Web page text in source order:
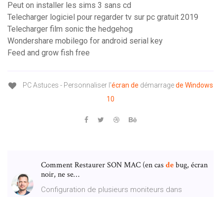
Peut on installer les sims 3 sans cd
Telecharger logiciel pour regarder tv sur pc gratuit 2019
Telecharger film sonic the hedgehog
Wondershare mobilego for android serial key
Feed and grow fish free
PC Astuces - Personnaliser l'écran de démarragede Windows
10
Comment Restaurer SON MAC (en cas debug, écran
noir, ne se…
Configuration de plusieurs moniteurs dans